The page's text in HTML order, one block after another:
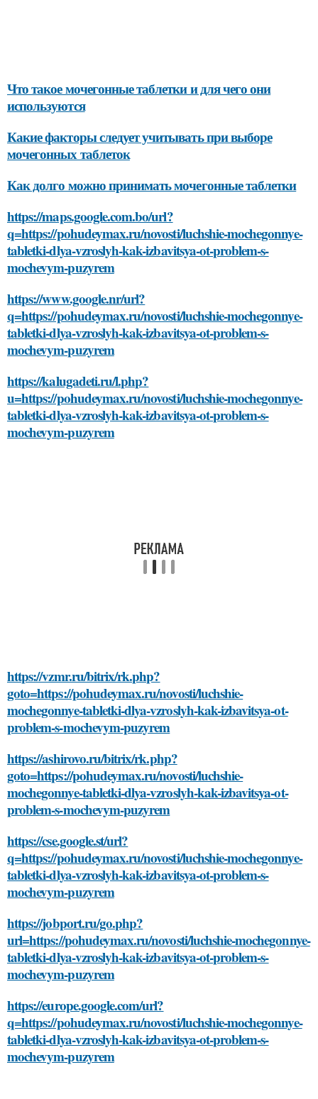
Что такое мочегонные таблетки и для чего они
используются
Какие факторы следует учитывать при выборе
мочегонных таблеток
Как долго можно принимать мочегонные таблетки
https://maps.google.com.bo/url?
q=https://pohudeymax.ru/novosti/luchshie-mochegonnye-
tabletki-dlya-vzroslyh-kak-izbavitsya-ot-problem-s-
mochevym-puzyrem
https://www.google.nr/url?
q=https://pohudeymax.ru/novosti/luchshie-mochegonnye-
tabletki-dlya-vzroslyh-kak-izbavitsya-ot-problem-s-
mochevym-puzyrem
https://kalugadeti.ru/l.php?
u=https://pohudeymax.ru/novosti/luchshie-mochegonnye-
tabletki-dlya-vzroslyh-kak-izbavitsya-ot-problem-s-
mochevym-puzyrem
https://vzmr.ru/bitrix/rk.php?
goto=https://pohudeymax.ru/novosti/luchshie-
mochegonnye-tabletki-dlya-vzroslyh-kak-izbavitsya-ot-
problem-s-mochevym-puzyrem
https://ashirovo.ru/bitrix/rk.php?
goto=https://pohudeymax.ru/novosti/luchshie-
mochegonnye-tabletki-dlya-vzroslyh-kak-izbavitsya-ot-
problem-s-mochevym-puzyrem
https://cse.google.st/url?
q=https://pohudeymax.ru/novosti/luchshie-mochegonnye-
tabletki-dlya-vzroslyh-kak-izbavitsya-ot-problem-s-
mochevym-puzyrem
https://jobport.ru/go.php?
url=https://pohudeymax.ru/novosti/luchshie-mochegonnye-
tabletki-dlya-vzroslyh-kak-izbavitsya-ot-problem-s-
mochevym-puzyrem
https://europe.google.com/url?
q=https://pohudeymax.ru/novosti/luchshie-mochegonnye-
tabletki-dlya-vzroslyh-kak-izbavitsya-ot-problem-s-
mochevym-puzyrem